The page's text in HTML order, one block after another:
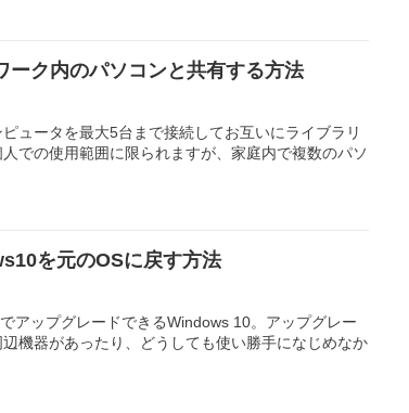
ク内のパソコンと共有する方法
ュータを最大5台まで接続してお互いにライブラリ
での使用範囲に限られますが、家庭内で複数のパソ
を元のOSに戻す方法
アップグレードできるWindows 10。アップグレー
機器があったり、どうしても使い勝手になじめなか